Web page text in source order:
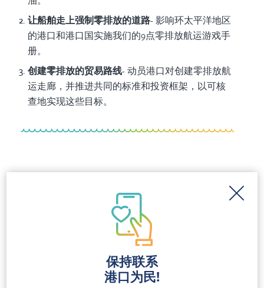
让船舶走上强制零排放的道路- 影响环太平洋地区
的港口和港口国实施我们的9点零排放航运游戏手
册。
创建零排放的贸易路线- 动员港口对创建零排放航
运走廊，并推进共同的标准和投资框架，以可核
查地实现这些目标。
City leaders introduce historic
ordinance to protect community
Newark leaders introduce a historic ordinance to stop
fossil fuel expansion, cut port pollution and protect
保持联系
港口为民!